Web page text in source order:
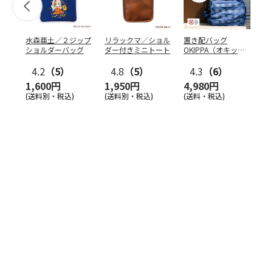
水森亜土／２ジップ
ショルダーバッグ
4.2 （5）
1,600円
(送料別・税込)
リラックマ／ショル
ダー付きミニトート
4.8 （5）
1,950円
(送料別・税込)
置き配バッグ
OKIPPA（オキッ
4.3 （6）
4,980円
(送料・税込)